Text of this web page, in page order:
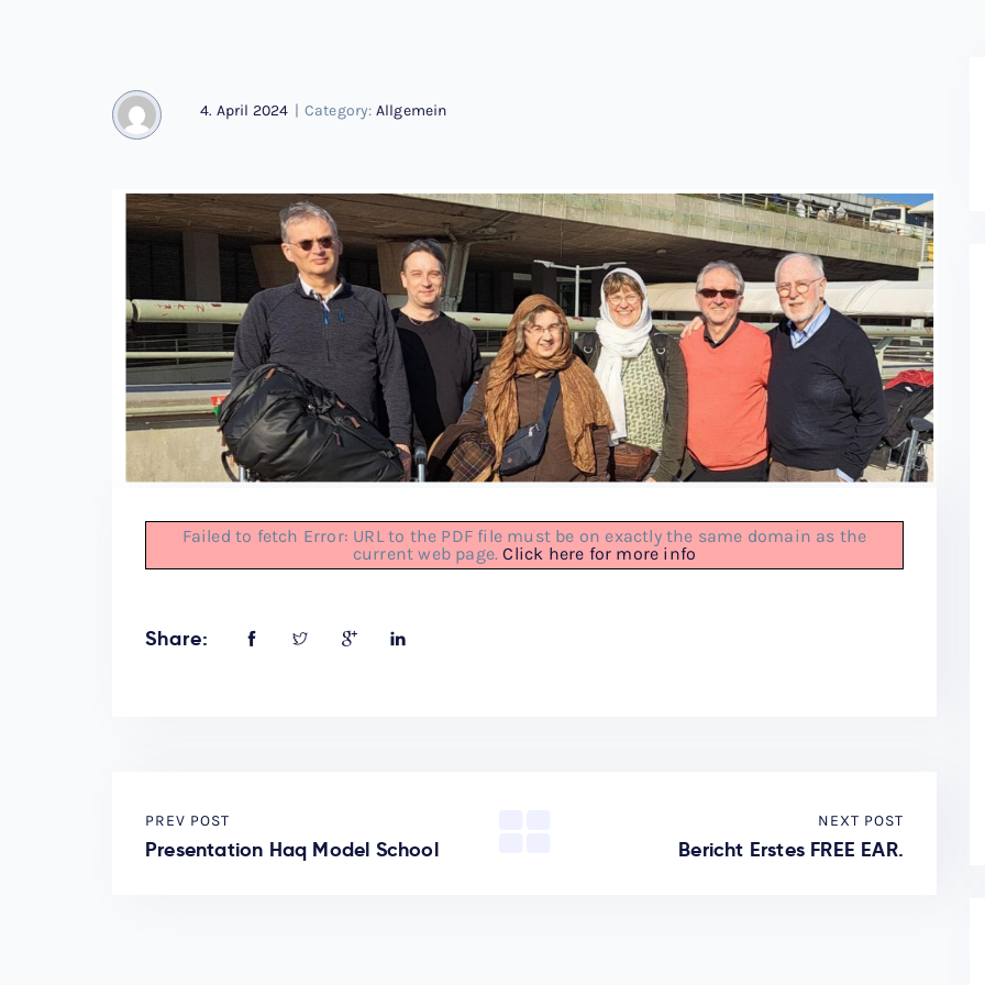
4. April 2024 | Category: Allgemein
Failed to fetch Error: URL to the PDF file must be on exactly the same domain as the
current web page.Click here for more info
Share:
PREV POST
Presentation Haq Model School
NEXT POST
Bericht Erstes FREE EAR.